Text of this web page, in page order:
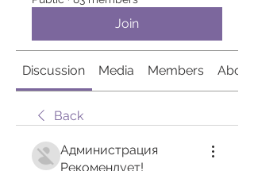
Join
Discussion Media Members About
Back
Администрация
Рекомендует!